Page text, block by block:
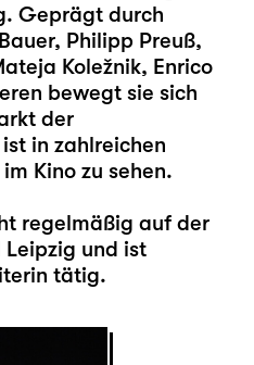
Geprägt durch
Philipp Preuß,
Koležnik, Enrico
bewegt sie sich
der
in zahlreichen
Kino zu sehen.
regelmäßig auf der
Leipzig und ist
tätig.